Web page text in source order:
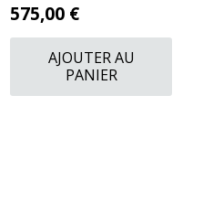
575,00 €
AJOUTER AU
PANIER